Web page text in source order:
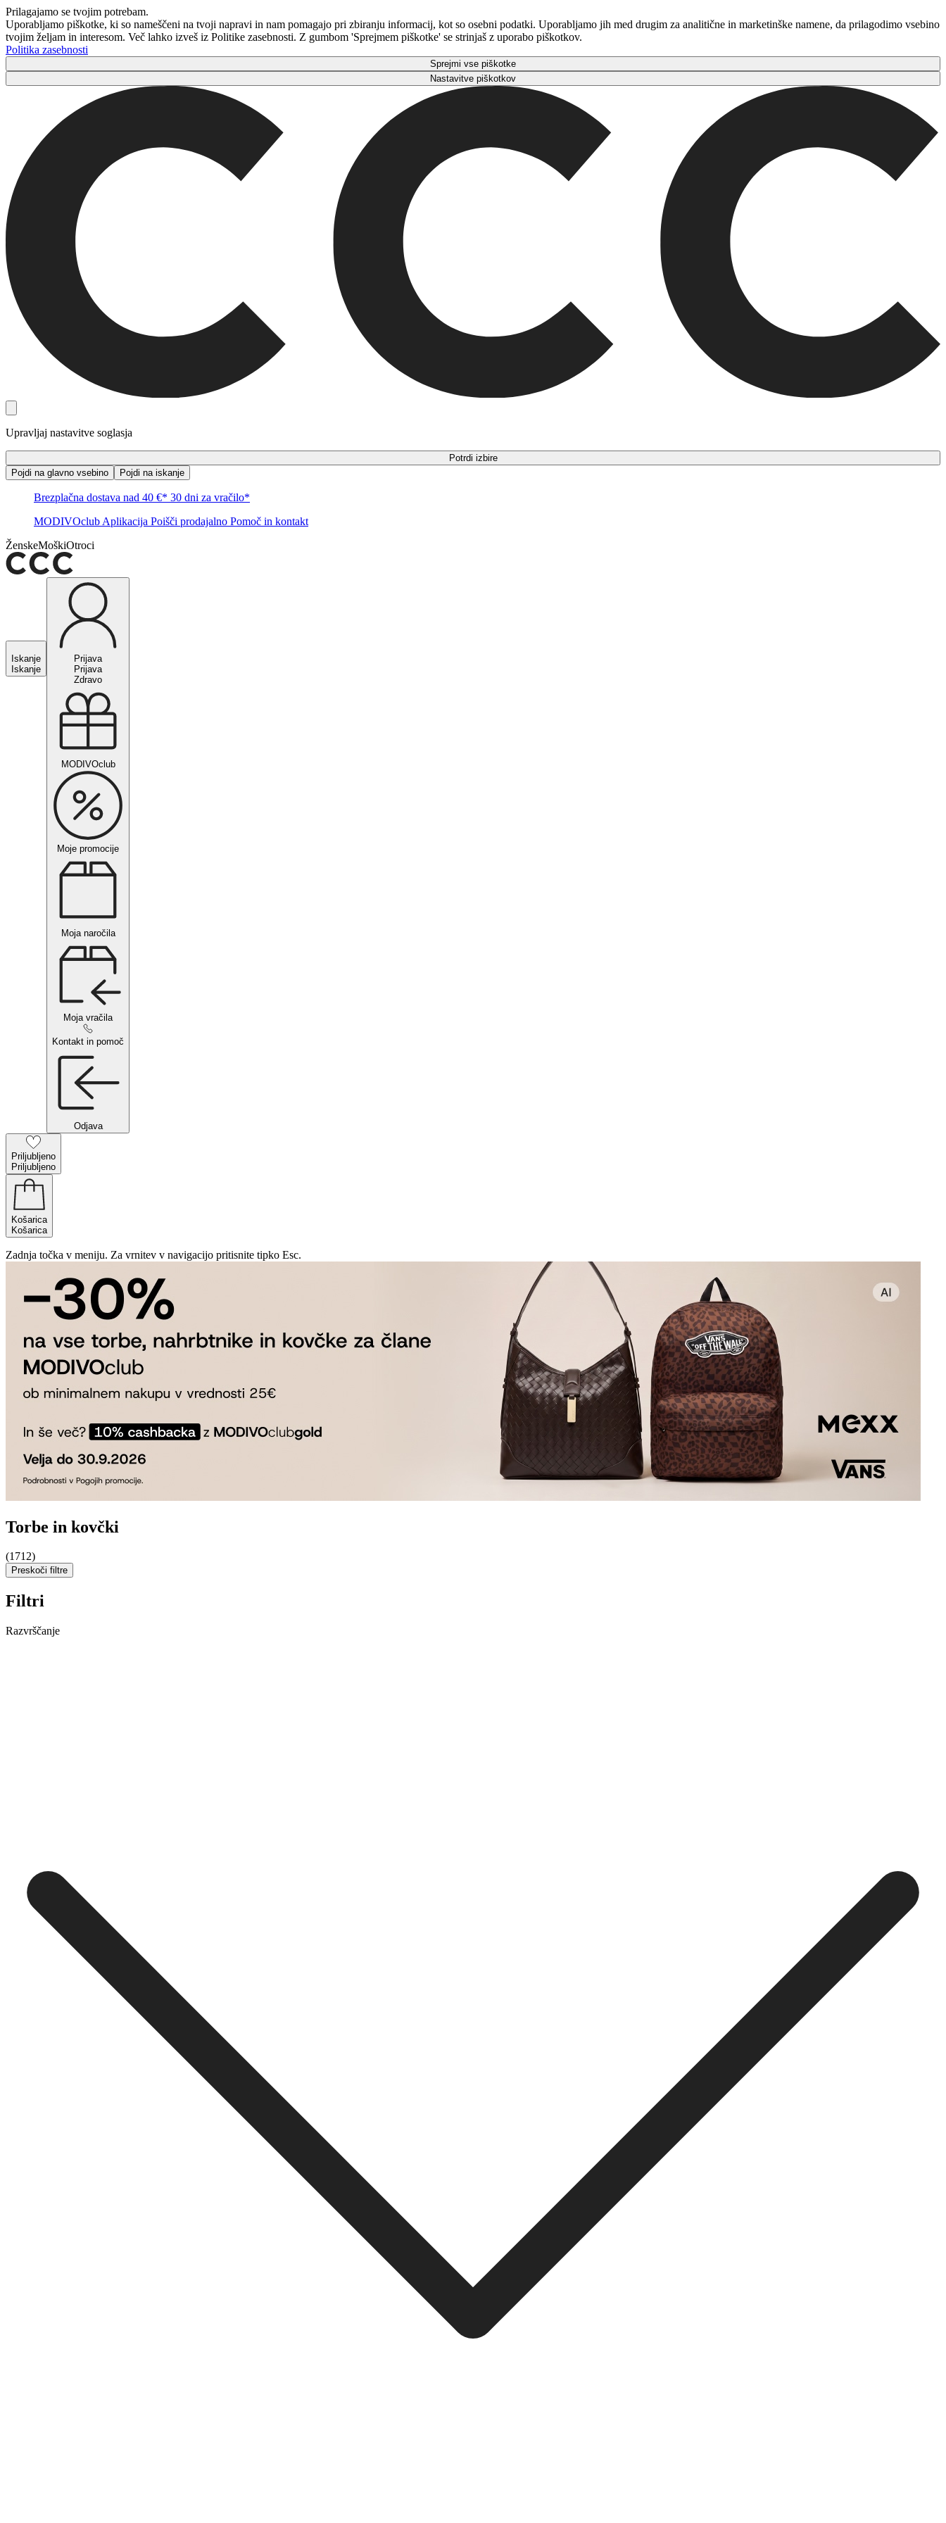
Prilagajamo se tvojim potrebam.
Uporabljamo piškotke, ki so nameščeni na tvoji napravi in ​​nam pomagajo pri zbiranju informacij, kot so osebni podatki. Uporabljamo jih med drugim za analitične in marketinške namene, da prilagodimo vsebino
tvojim željam in interesom. Več lahko izveš iz Politike zasebnosti. Z gumbom 'Sprejmem piškotke' se strinjaš z uporabo piškotkov.
Politika zasebnosti
Sprejmi vse piškotke
Nastavitve piškotkov
Upravljaj nastavitve soglasja
Potrdi izbire
Pojdi na glavno vsebino
Pojdi na iskanje
Brezplačna dostava nad 40 €* 30 dni za vračilo*
MODIVOclub Aplikacija Poišči prodajalno Pomoč in kontakt
ŽenskeMoškiOtroci
Iskanje
Iskanje
Prijava
Prijava
Zdravo
MODIVOclub
Moje promocije
Moja naročila
Moja vračila
Kontakt in pomoč
Odjava
Priljubljeno
Priljubljeno
Košarica
Košarica
Zadnja točka v meniju. Za vrnitev v navigacijo pritisnite tipko Esc.
Torbe in kovčki
(1712)
Preskoči filtre
Filtri
Razvrščanje